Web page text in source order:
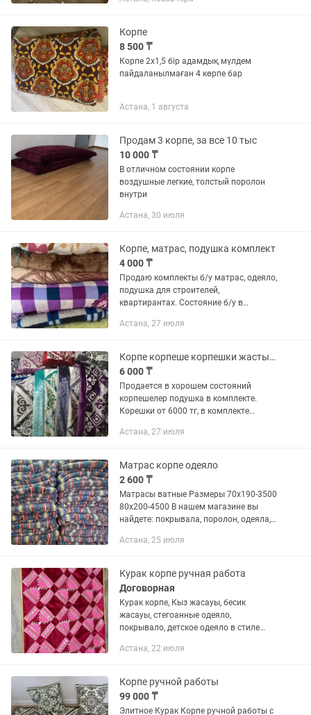
Корпе
8 500 ₸
Корпе 2х1,5 бір адамдық мүлдем
пайдаланылмаған 4 көрпе бар
Астана, 1 августа
Продам 3 корпе, за все 10 тыс
10 000 ₸
В отличном состоянии корпе
воздушные легкие, толстый поролон
внутри
Астана, 30 июля
Корпе, матрас, подушка комплект
4 000 ₸
Продаю комплекты б/у матрас, одеяло,
подушка для строителей,
квартирантах. Состояние б/у в
Доставка за ваш счет в любую точку
Астана, 27 июля
Корпе корпеше корпешки жастык подушка в комплекте курак корпе в Астане
6 000 ₸
Продается в хорошем состояний
корпешелер подушка в комплекте.
Корешки от 6000 тг, в комплекте
Астана, 27 июля
Матрас корпе одеяло
2 600 ₸
Матрасы ватные Размеры 70x190-3500
80х200-4500 В нашем магазине вы
найдете: покрывала, поролон, одеяла,
адрес: Байтурсынова 49/1
Астана, 25 июля
Курак корпе ручная работа
Договорная
Курак корпе, Кыз жасауы, бесик
жасауы, стегоанные одеяло,
покрывало, детское одеяло в стиле
наличии. Цена договорная.
Астана, 22 июля
Корпе ручной работы
99 000 ₸
Элитное Курак Корпе ручной работы с